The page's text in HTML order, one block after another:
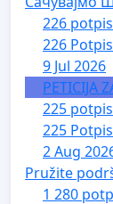
226
226
9 Jul 2026
PETICIJA
225
225
2 Aug
Pružite
1 280